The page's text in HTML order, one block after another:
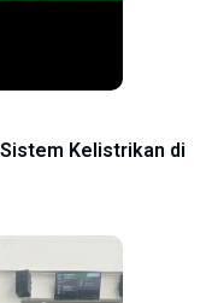
Kelistrikan di